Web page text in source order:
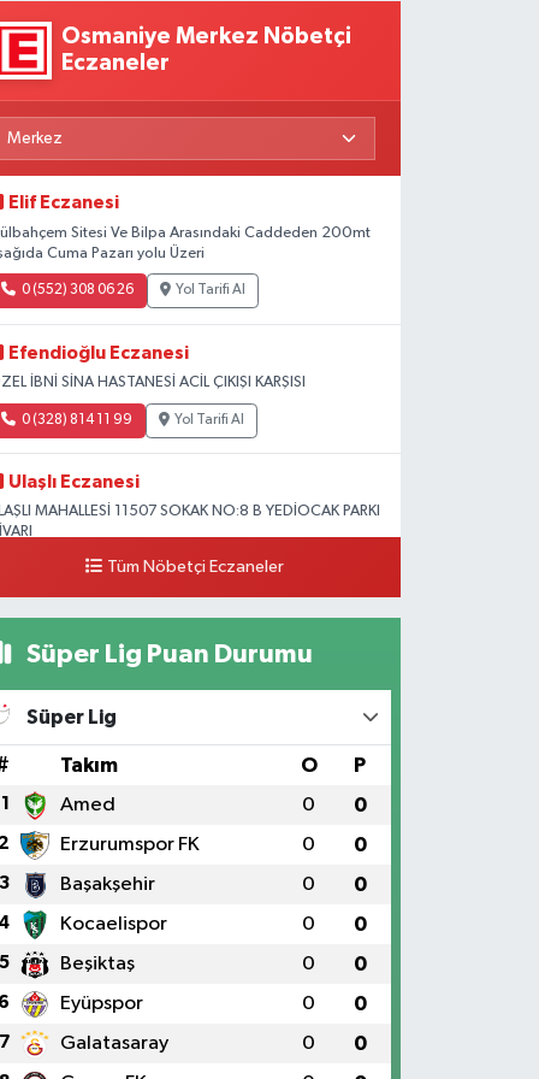
Osmaniye Merkez Nöbetçi
Eczaneler
Elif Eczanesi
Sitesi Ve Bilpa Arasındaki Caddeden 200mt
Cuma Pazarı yolu Üzeri
0 (552) 308 06 26 Yol Tarifi Al
Efendioğlu Eczanesi
İBNİ SİNA HASTANESİ ACİL ÇIKIŞI KARŞISI
0 (328) 814 11 99 Yol Tarifi Al
Ulaşlı Eczanesi
MAHALLESİ 11507 SOKAK NO:8 B YEDİOCAK PARKI
0 (546) 158 81 80 Yol Tarifi Al
Tüm Nöbetçi Eczaneler
Süper Lig Puan Durumu
Süper Lig
Takım O P
1 Amed 0 0
2 Erzurumspor FK 0 0
3 Başakşehir 0 0
4 Kocaelispor 0 0
5 Beşiktaş 0 0
6 Eyüpspor 0 0
7 Galatasaray 0 0